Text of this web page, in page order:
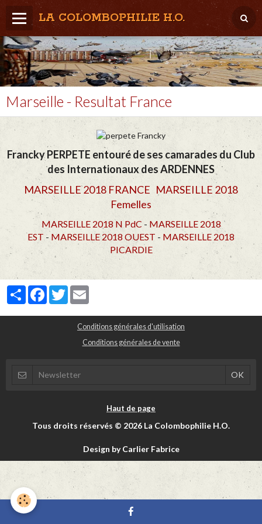
LA COLOMBOPHILIE H.O.
Home
Météo / Het weer
Lâcher / Los
Result. clubs, Provincial, (Inter)National
RFCB / KBDB
Marseille - Resultat France
Francky PERPETE entouré de ses camarades du Club
des Internationaux des ARDENNES
MARSEILLE 2018 FRANCE MARSEILLE 2018
Femelles
MARSEILLE 2018 N PdC - MARSEILLE 2018
EST - MARSEILLE 2018 OUEST - MARSEILLE 2018
PICARDIE
PartagerFacebook
Twitter
Conditions générales d'utilisation
Conditions générales de vente
Haut de page
Tous droits réservés © 2026 La Colombophilie H.O.
Design by Carlier Fabrice